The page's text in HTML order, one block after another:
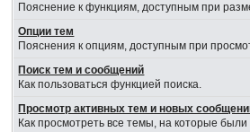
Пояснение к функциям, доступным при
Опции тем
Пояснения к опциям, доступным при
Поиск тем и сообщений
Как пользоваться функцией поиска.
Просмотр активных тем и новых
Как просмотреть все темы, на которые